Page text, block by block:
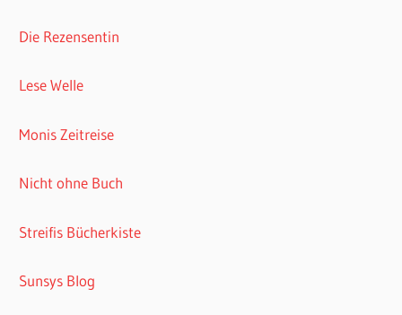
Die Rezensentin
Lese Welle
Monis Zeitreise
Nicht ohne Buch
Streifis Bücherkiste
Sunsys Blog